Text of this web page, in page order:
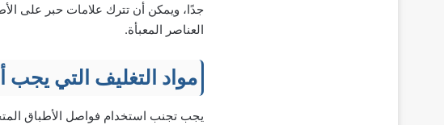
جدًا، ويمكن أن تترك علامات حبر على
العناصر المعبأة.
مواد التغليف التي يجب
يجب تجنب استخدام فواصل الأطباق